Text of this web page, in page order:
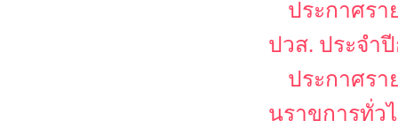
ประกาศร
ปวส. ประจำ
ประกาศรา
นราขการทั่ว